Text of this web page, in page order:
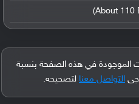
الموجودة في هذه الصفحة بنسبة
التواصل معنا لتصحيحه.